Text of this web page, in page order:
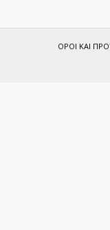
ΌΡΟΙ ΚΑΙ